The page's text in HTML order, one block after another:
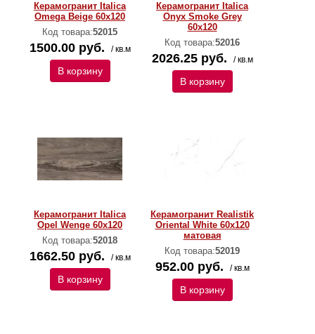
Керамогранит Italica
Omega Beige 60x120
Код товара:52015
1500.00 руб. / кв.м
В корзину
Керамогранит Italica
Onyx Smoke Grey
60x120
Код товара:52016
2026.25 руб. / кв.м
В корзину
Керамогранит Italica
Opel Wenge 60x120
Код товара:52018
1662.50 руб. / кв.м
В корзину
Керамогранит Realistik
Oriental White 60x120
матовая
Код товара:52019
952.00 руб. / кв.м
В корзину